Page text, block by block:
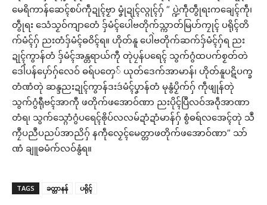
မေရိကာန်ဆေၚ်စပ်ကဵုဍုၚ်ဗၟာ မၞုံဍုၚ်လ္ဂုၚ်ဂှ် “ ပ္ဍဲကဵုတွဵုရးကချေၚ်ကဵု၊
တွဵုရး သေံသၟဝ်ကျာတေံ ဒှ်မံၚ်ပေါဲဗတိုက်သ္ကာတ်မြဟ်ကၠုၚ် ပရိုၚ်တိ
က်မံၚ်ဂှ် ညးတံဒှ်မံၚ်ဓဝိၚ်ရ။ ဟိုတ်နူ ပေါဲဗတိုက်ဆက်ဒှ်မံၚ်ဂှ်ရ ညး
ဍုၚ်ကွာန်တံ ဒှ်မံၚ်အန္တရာယ်ကီု တုဲပၠန်ပရေၚ် သွက်ဂွံထပက်စၟတ်တဲ
ဒေါံပန်ပှော်ဂှ်လေဝ် ဓရ်ပတှေ် ယုတ်ဒေက်အာမာန်၊ ဟိုတ်နူပဋိပက္ခ
တံဏံတုဲ ဆန္ဒညးဍုၚ်ကွာန်ဒးဒဴမံၚ်ပၞာန်တံ မုနွံပၟိက်ဂှ် ကဵုဖျုန်တုဲ
သွက်ဂွံရီုဗၚ်အာကီု ဖတိုက်ဖအောဝ်ဏာ ညးပိုၚ်ပြဳလဝ်အဝဵုအာဏာ
တံရ၊ သွက်သ္ဂောံဂွံပရေၚ်ၜိုပ်လလမ်ဍာံဍာံမာန်ဂှ် စွံဓရ်လအေၚ်တုဲ သဳ
ကၠဳပညဳပညပ်အာညိဂှ် နကဵုလၟေၚ်မေတ္တာဖတိုက်ဖအောဝ်ဏာ” သာ်
ဏံ ချူဓမံက်လဝ်နွံရ။
TAGS ခတ္တာနန် ပရိုၚ်